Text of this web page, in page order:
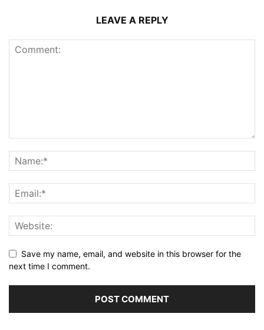
LEAVE A REPLY
Save my name, email, and website in this browser for the
next time I comment.